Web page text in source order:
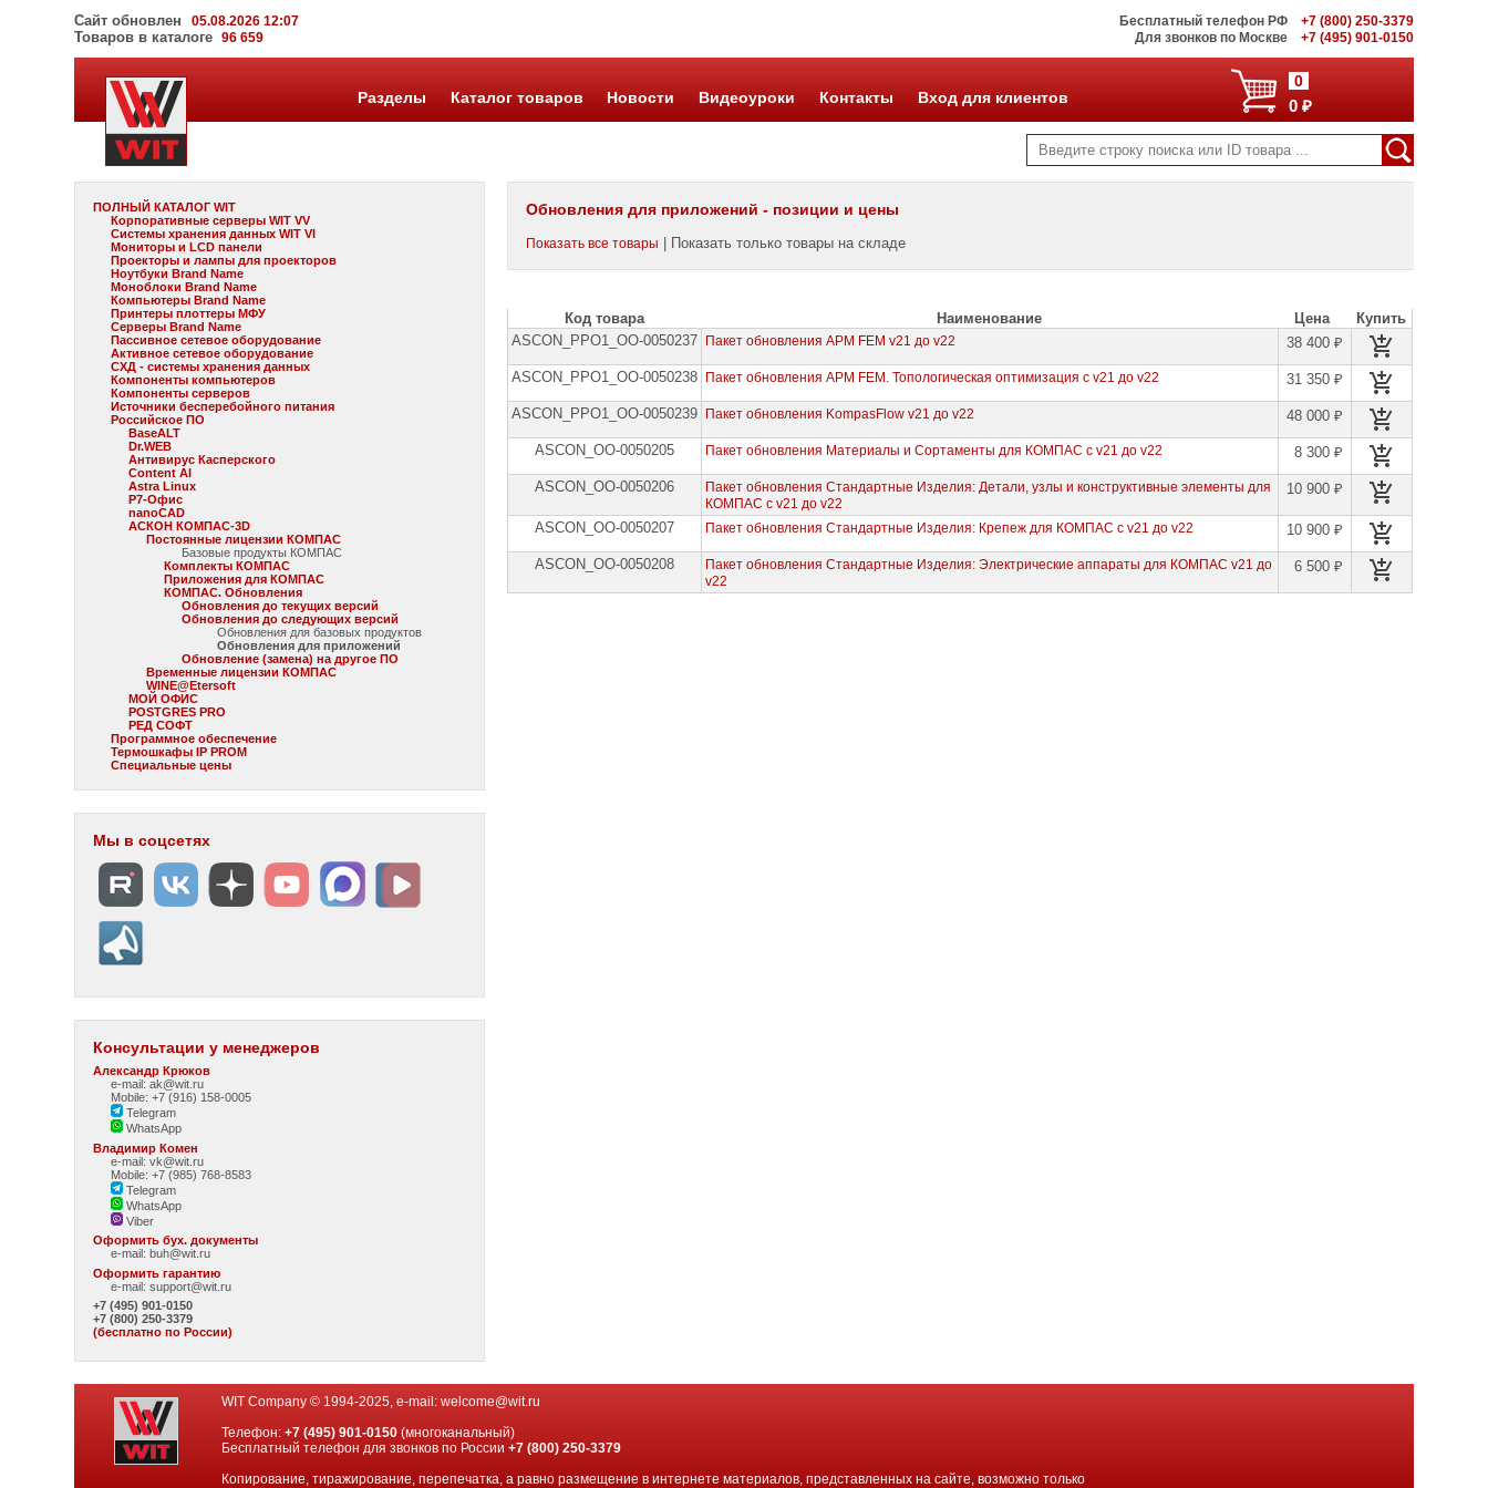
Сайт обновлен 05.08.2026 12:07
Товаров в каталоге96 659
Бесплатный телефон РФ
+7 (800) 250-3379
Для звонков по Москве
+7 (495) 901-0150
0
0 ₽
Разделы Каталог товаров Новости Видеоуроки Контакты Вход для клиентов
ПОЛНЫЙ КАТАЛОГ WIT
Корпоративные серверы WIT VV
Системы хранения данных WIT VI
Мониторы и LCD панели
Проекторы и лампы для проекторов
Ноутбуки Brand Name
Моноблоки Brand Name
Компьютеры Brand Name
Принтеры плоттеры МФУ
Серверы Brand Name
Пассивное сетевое оборудование
Активное сетевое оборудование
СХД - системы хранения данных
Компоненты компьютеров
Компоненты серверов
Источники бесперебойного питания
Российское ПО
BaseALT
Dr.WEB
Антивирус Касперского
Content AI
Astra Linux
Р7-Офис
nanoCAD
АСКОН КОМПАС-3D
Постоянные лицензии КОМПАС
Базовые продукты КОМПАС
Комплекты КОМПАС
Приложения для КОМПАС
КОМПАС. Обновления
Обновления до текущих версий
Обновления до следующих версий
Обновления для базовых продуктов
Обновления для приложений
Обновление (замена) на другое ПО
Временные лицензии КОМПАС
WINE@Etersoft
МОЙ ОФИС
POSTGRES PRO
РЕД СОФТ
Программное обеспечение
Термошкафы IP PROM
Специальные цены
Мы в соцсетях
Консультации у менеджеров
Александр Крюков
e-mail: ak@wit.ru
Mobile: +7 (916) 158-0005
Telegram
WhatsApp
Владимир Комен
e-mail: vk@wit.ru
Mobile: +7 (985) 768-8583
Telegram
WhatsApp
Viber
Оформить бух. документы
e-mail:buh@wit.ru
Оформить гарантию
e-mail:support@wit.ru
+7 (495) 901-0150
+7 (800) 250-3379
(бесплатно по России)
Обновления для приложений - позиции и цены
Показать все товары | Показать только товары на складе
Код товара Наименование Цена
Купить
ASCON_PPO1_ОО-0050237
Пакет обновления APM FEM v21 до v22 38 400 ₽
ASCON_PPO1_ОО-0050238 Пакет обновления APM FEM. Топологическая оптимизация с v21 до v22 31 350 ₽
ASCON_PPO1_ОО-0050239 Пакет обновления KompasFlow v21 до v22 48 000 ₽
ASCON_ОО-0050205 Пакет обновления Материалы и Сортаменты для КОМПАС с v21 до v22 8 300 ₽
ASCON_ОО-0050206
Пакет обновления Стандартные Изделия: Детали, узлы и конструктивные элементы для
КОМПАС с v21 до v22
10 900 ₽
ASCON_ОО-0050207 Пакет обновления Стандартные Изделия: Крепеж для КОМПАС с v21 до v22 10 900 ₽
ASCON_ОО-0050208
Пакет обновления Стандартные Изделия: Электрические аппараты для КОМПАС v21 до
v22
6 500 ₽
WIT Company © 1994-2025, e-mail: welcome@wit.ru
Телефон:+7 (495) 901-0150 (многоканальный)
Бесплатный телефон для звонков по России+7 (800) 250-3379
Копирование, тиражирование, перепечатка, а равно размещение в интернете материалов, представленных на сайте, возможно только